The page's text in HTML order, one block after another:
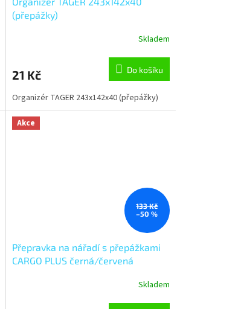
(přepážky)
Skladem
21 Kč Do košíku
Organizér TAGER 243x142x40 (přepážky)
Akce
133 Kč
–50 %
Přepravka na nářadí s přepážkami
CARGO PLUS černá/červená
Skladem